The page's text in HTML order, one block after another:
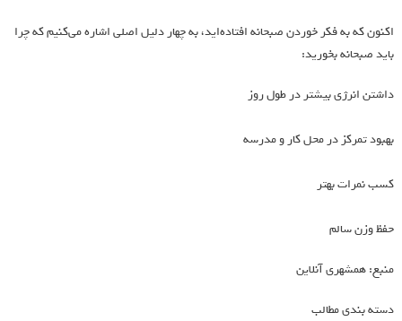
اکنون که به فکر خوردن صبحانه افتاده‌اید، به چهار دلیل اصلی اشاره می‌کنیم که چرا
باید صبحانه بخورید:
داشتن انرژی بیشتر در طول روز
بهبود تمرکز در محل کار و مدرسه
کسب نمرات بهتر
حفظ وزن سالم
منبع: همشهری آنلاین
دسته بندی مطالب